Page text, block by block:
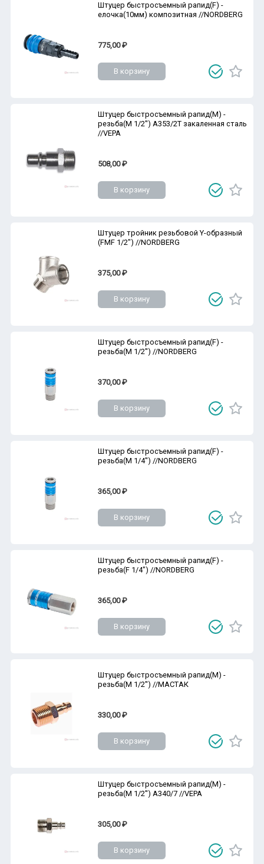
Штуцер быстросъемный рапид(F) -
елочка(10мм) композитная //NORDBERG
775,00 ₽
В корзину
Штуцер быстросъемный рапид(M) -
резьба(M 1/2'') A353/2T закаленная сталь
//VEPA
508,00 ₽
В корзину
Штуцер тройник резьбовой Y-образный
(FMF 1/2") //NORDBERG
375,00 ₽
В корзину
Штуцер быстросъемный рапид(F) -
резьба(M 1/2'') //NORDBERG
370,00 ₽
В корзину
Штуцер быстросъемный рапид(F) -
резьба(M 1/4'') //NORDBERG
365,00 ₽
В корзину
Штуцер быстросъемный рапид(F) -
резьба(F 1/4") //NORDBERG
365,00 ₽
В корзину
Штуцер быстросъемный рапид(M) -
резьба(M 1/2'') //МАСТАК
330,00 ₽
В корзину
Штуцер быстросъемный рапид(M) -
резьба(M 1/2'') A340/7 //VEPA
305,00 ₽
В корзину